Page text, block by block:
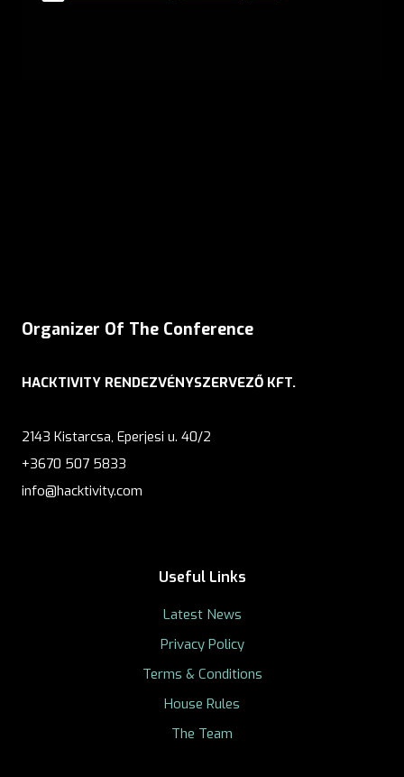
Organizer Of The Conference
HACKTIVITY RENDEZVÉNYSZERVEZŐ KFT.
2143 Kistarcsa, Eperjesi u. 40/2
+3670 507 5833
info@hacktivity.com
Useful Links
Latest News
Privacy Policy
Terms & Conditions
House Rules
The Team